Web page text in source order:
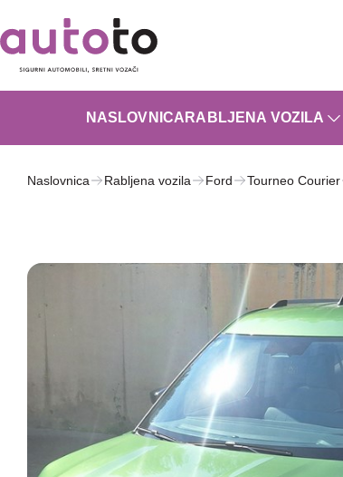
NASLOVNICA RABLJENA VOZILA
Naslovnica Rabljena vozila Ford Tourneo Courier